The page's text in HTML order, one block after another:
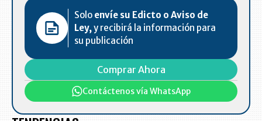
Solo envíe su Edicto o Aviso de
Ley,y recibirá la información para
su publicación
Comprar Ahora
Contáctenos vía WhatsApp